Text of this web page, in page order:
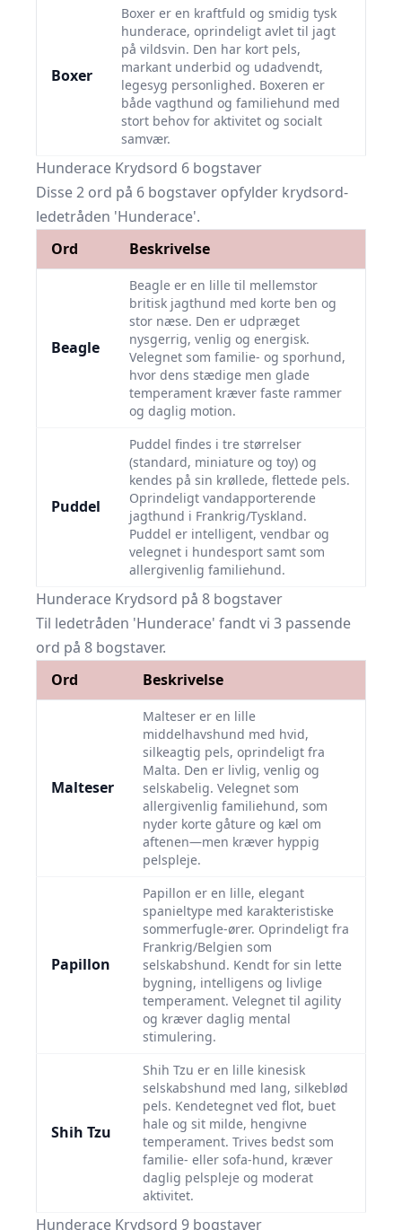
Boxer
Boxer er en kraftfuld og smidig tysk
hunderace, oprindeligt avlet til jagt
på vildsvin. Den har kort pels,
markant underbid og udadvendt,
legesyg personlighed. Boxeren er
både vagthund og familiehund med
stort behov for aktivitet og socialt
samvær.
Hunderace Krydsord 6 bogstaver
Disse 2 ord på 6 bogstaver opfylder krydsord-
ledetråden 'Hunderace'.
Ord
Beskrivelse
Beagle
Beagle er en lille til mellemstor
britisk jagthund med korte ben og
stor næse. Den er udpræget
nysgerrig, venlig og energisk.
Velegnet som familie- og sporhund,
hvor dens stædige men glade
temperament kræver faste rammer
og daglig motion.
Puddel
Puddel findes i tre størrelser
(standard, miniature og toy) og
kendes på sin krøllede, flettede pels.
Oprindeligt vandapporterende
jagthund i Frankrig/Tyskland.
Puddel er intelligent, vendbar og
velegnet i hundesport samt som
allergivenlig familiehund.
Hunderace Krydsord på 8 bogstaver
Til ledetråden 'Hunderace' fandt vi 3 passende
ord på 8 bogstaver.
Ord
Beskrivelse
Malteser
Malteser er en lille
middelhavshund med hvid,
silkeagtig pels, oprindeligt fra
Malta. Den er livlig, venlig og
selskabelig. Velegnet som
allergivenlig familiehund, som
nyder korte gåture og kæl om
aftenen—men kræver hyppig
pelspleje.
Papillon
Papillon er en lille, elegant
spanieltype med karakteristiske
sommerfugle-ører. Oprindeligt fra
Frankrig/Belgien som
selskabshund. Kendt for sin lette
bygning, intelligens og livlige
temperament. Velegnet til agility
og kræver daglig mental
stimulering.
Shih Tzu
Shih Tzu er en lille kinesisk
selskabshund med lang, silkeblød
pels. Kendetegnet ved flot, buet
hale og sit milde, hengivne
temperament. Trives bedst som
familie- eller sofa-hund, kræver
daglig pelspleje og moderat
aktivitet.
Hunderace Krydsord 9 bogstaver